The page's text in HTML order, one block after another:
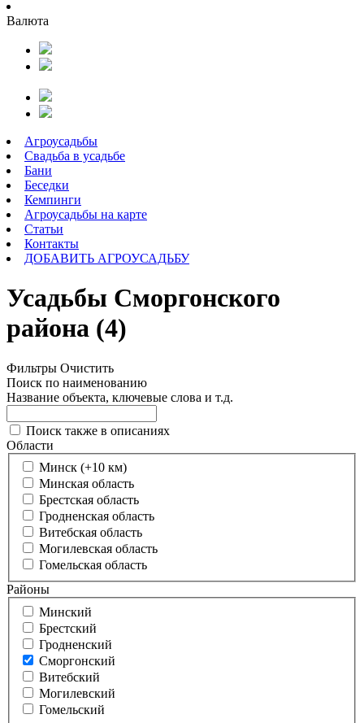
Валюта
Агроусадьбы
Свадьба в усадьбе
Бани
Беседки
Кемпинги
Агроусадьбы на карте
Статьи
Контакты
ДОБАВИТЬ АГРОУСАДЬБУ
Усадьбы Сморгонского
района (4)
Фильтры Очистить
Поиск по наименованию
Название объекта, ключевые слова и т.д.
Поиск также в описаниях
Области
Минск (+10 км)
Минская область
Брестская область
Гродненская область
Витебская область
Могилевская область
Гомельская область
Районы
Минский
Брестский
Гродненский
Сморгонский
Витебский
Могилевский
Гомельский